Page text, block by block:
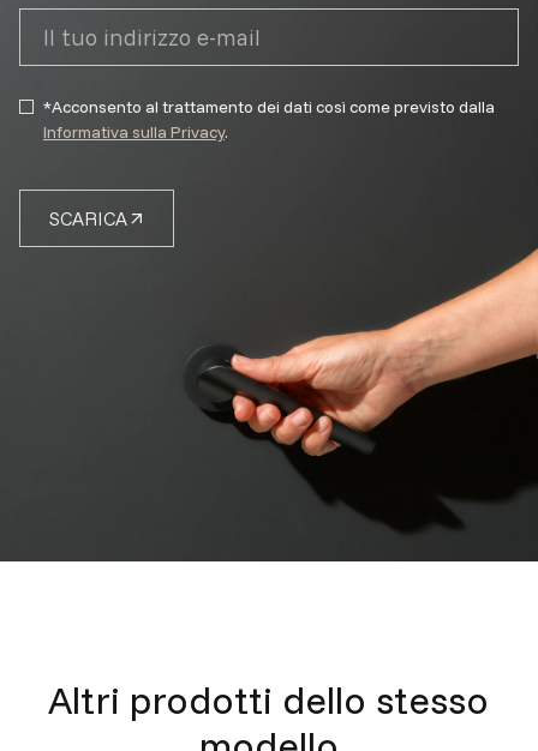
SCARICA
*Acconsento al trattamento dei dati così come previsto dalla
Informativa sulla Privacy.
Altri prodotti dello stesso